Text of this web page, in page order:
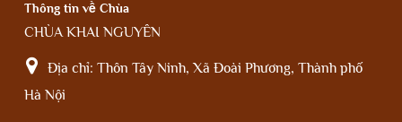
Thông tin về Chùa
CHÙA KHAI NGUYÊN
Địa chỉ: Thôn Tây Ninh, Xã Đoài Phương, Thành phố
Hà Nội